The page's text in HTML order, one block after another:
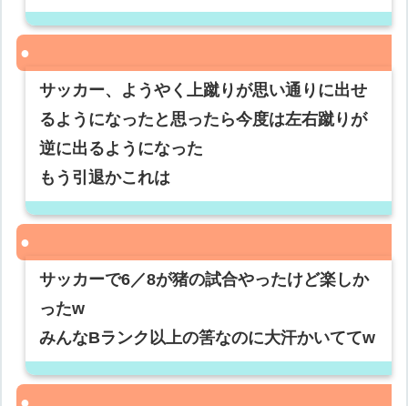
サッカー、ようやく上蹴りが思い通りに出せ
るようになったと思ったら今度は左右蹴りが
逆に出るようになった
もう引退かこれは
サッカーで6／8が猪の試合やったけど楽しか
ったw
みんなBランク以上の筈なのに大汗かいててw